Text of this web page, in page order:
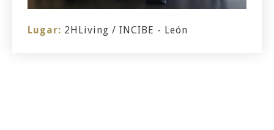
Lugar: 2HLiving / INCIBE - León